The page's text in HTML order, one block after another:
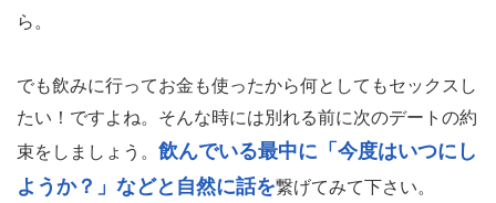
ら。
でも飲みに行ってお金も使ったから何としてもセックスし
たい！ですよね。そんな時には別れる前に次のデートの約
束をしましょう。 飲んでいる最中に「今度はいつにし
ようか？」などと自然に話を繋げてみて下さい。